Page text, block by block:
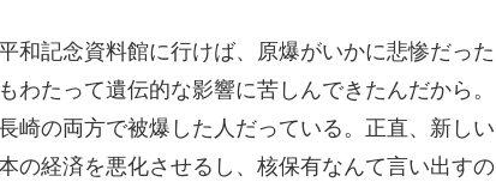
和記念資料館に行けば、原爆がいかに悲惨だった
たって遺伝的な影響に苦しんできたんだから。
崎の両方で被爆した人だっている。正直、新しい
の経済を悪化させるし、核保有なんて言い出すの